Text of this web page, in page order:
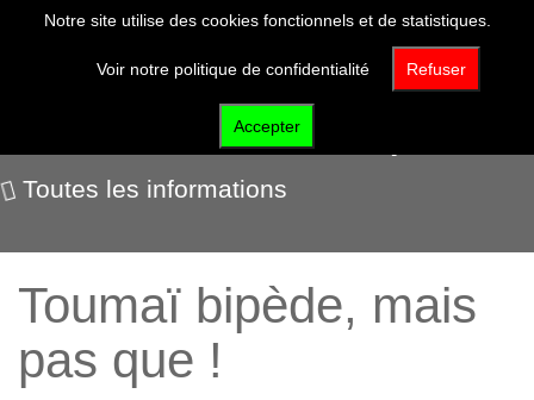
Actualités scientifiques
Toutes les informations
Toumaï bipède, mais
pas que !
Notre site utilise des cookies fonctionnels et de statistiques.
Voir notre politique de confidentialité Refuser
Accepter